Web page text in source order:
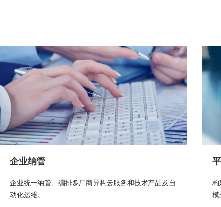
企业纳管
企业统一纳管、编排多厂商异构云服务和技术产品及自
动化运维。
构
模